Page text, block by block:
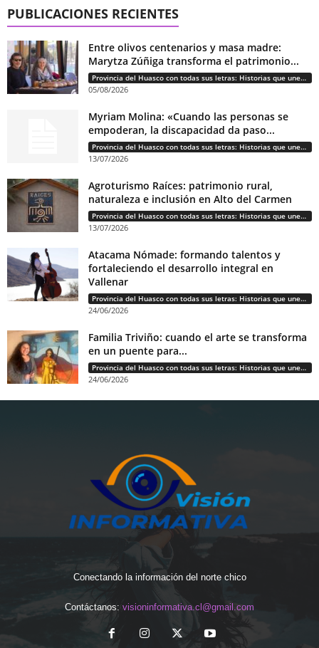
PUBLICACIONES RECIENTES
Entre olivos centenarios y masa madre:
Marytza Zúñiga transforma el patrimonio...
Provincia del Huasco con todas sus letras: Historias que unen cultura, diversidad e identidad
05/08/2026
Myriam Molina: «Cuando las personas se
empoderan, la discapacidad da paso...
Provincia del Huasco con todas sus letras: Historias que unen cultura, diversidad e identidad
13/07/2026
Agroturismo Raíces: patrimonio rural,
naturaleza e inclusión en Alto del Carmen
Provincia del Huasco con todas sus letras: Historias que unen cultura, diversidad e identidad
13/07/2026
Atacama Nómade: formando talentos y
fortaleciendo el desarrollo integral en
Vallenar
Provincia del Huasco con todas sus letras: Historias que unen cultura, diversidad e identidad
24/06/2026
Familia Triviño: cuando el arte se transforma
en un puente para...
Provincia del Huasco con todas sus letras: Historias que unen cultura, diversidad e identidad
24/06/2026
Conectando la información del norte chico
Contáctanos: visioninformativa.cl@gmail.com